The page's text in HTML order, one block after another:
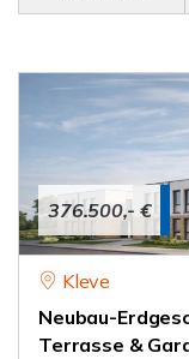
376.500,- €
Kleve
Neubau-
Terrasse &